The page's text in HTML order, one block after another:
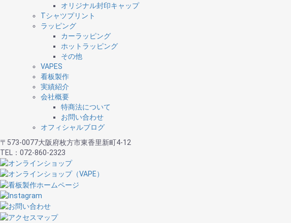
オリジナル封印キャップ
Tシャツプリント
ラッピング
カーラッピング
ホットラッピング
その他
VAPES
看板製作
実績紹介
会社概要
特商法について
お問い合わせ
オフィシャルブログ
〒573-0077大阪府枚方市東香里新町4-12
TEL：072-860-2323